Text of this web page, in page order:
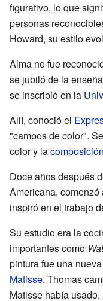
figurativo, lo que
personas
Howard, su estilo
Alma no fue
se jubiló de la
se inscribió en la
Allí, conoció el
"campos de color".
color y lacomposición
Doce años después
Americana,
inspiró en el trabajo
Su estudio era la
importantes como
pintura fue una
Matisse. Thomas
Matisse había